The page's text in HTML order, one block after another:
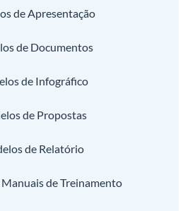
de Apresentação
de Documentos
de Infográfico
de Propostas
de Relatório
de Treinamento